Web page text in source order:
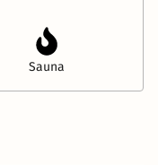
Sauna